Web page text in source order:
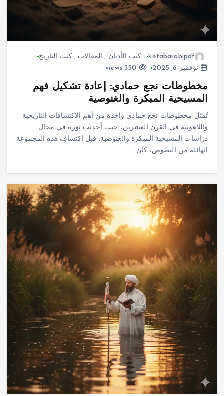
ketabarabipdf كتب الأديان , المقالات , كتب التاريخ
نوفمبر 6, 2025
مخطوطات نجع حمادي: إعادة تشكيل فهم
المسيحية المبكرة والغنوصية
تُمثل مخطوطات نجع حمادي واحدة من أهم الاكتشافات التاريخية
واللاهوتية في القرن العشرين، حيث أحدثت ثورة في مجال
دراسات المسيحية المبكرة والغنوصية. قبل اكتشاف هذه المجموعة
الهائلة من النصوص، كان…